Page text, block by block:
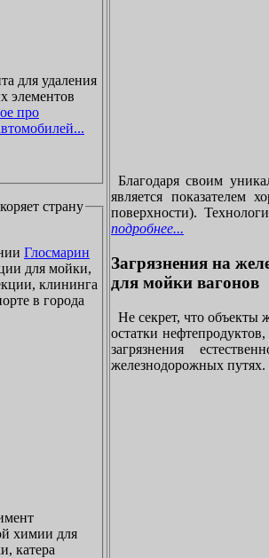
для удаления
элементов
про
автомобилей...
страну
Глосмарин
для мойки,
клининга
химии для
вашей яхты, лодки, катера
Благодаря своим
является показателем
поверхности).
подробнее...
Загрязнения на
для мойки вагонов
Не секрет, что объекты
остатки нефтепродуктов,
загрязнения
железнодорожных путях.